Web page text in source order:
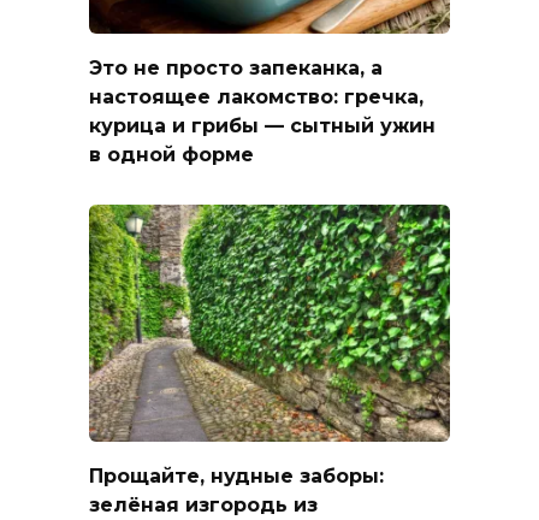
Это не просто запеканка, а
настоящее лакомство: гречка,
курица и грибы — сытный ужин
в одной форме
Прощайте, нудные заборы:
зелёная изгородь из